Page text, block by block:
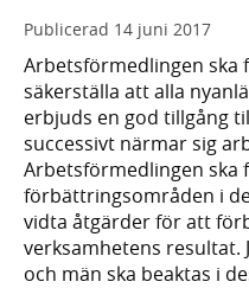
Publicerad 14 juni 2017
Arbetsförmedlingen
säkerställa att alla
erbjuds en god tillgång
successivt närmar sig
Arbetsförmedlingen
förbättringsområden i
vidta åtgärder för att
verksamhetens resultat.
och män ska beaktas i